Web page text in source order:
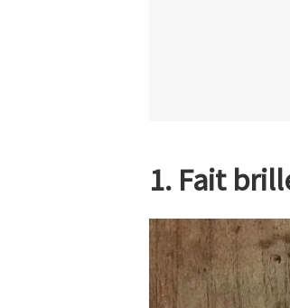
1. Fait